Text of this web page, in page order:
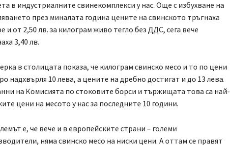
в индустриалните свинекомплекси у нас. Още с избухване на
през миналата година цените на свинското тръгнаха
и от 2,50 лв. за килограм живо тегло без ДДС, сега вече
3,40 лв.
в столицата показа, че килограм свинско месо и то по цени
надхвърля 10 лева, а цените на дребно достигат и до 13 лева.
на Комисията по стоковите борси и тържищата това са най-
цени на месото у нас за последните 10 години.
е, че вече и в европейските страни – големи
няма свинско месо на ниски цени. А оттам се правят